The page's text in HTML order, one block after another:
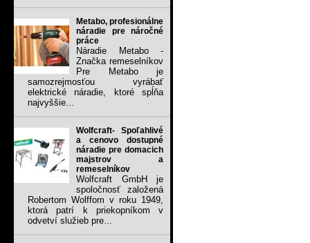
Metabo, profesionálne
náradie pre náročné
práce
Náradie Metabo -
Značka remeselníkov
Pre Metabo je
samozrejmosťou vyrábať
elektrické náradie, ktoré spĺňa
najvyššie...
Wolfcraft- Spoľahlivé
a cenovo dostupné
náradie pre domacich
majstrov a
remeselníkov
Wolfcraft GmbH je
spoločnosť založená
Robertom Wolffom v roku 1949,
ktorá patrí k priekopníkom v
odvetví služieb pre...